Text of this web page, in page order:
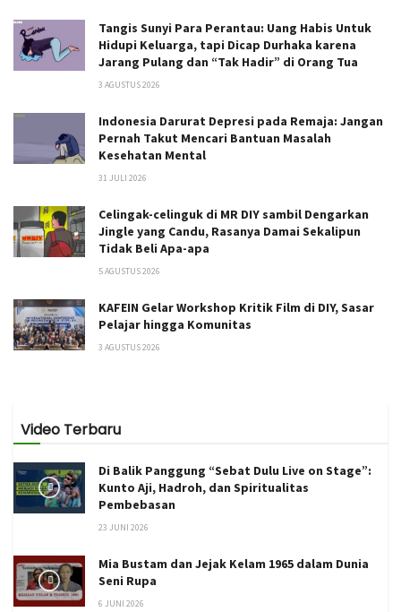
Tangis Sunyi Para Perantau: Uang Habis Untuk
Hidupi Keluarga, tapi Dicap Durhaka karena
Jarang Pulang dan “Tak Hadir” di Orang Tua
3 AGUSTUS 2026
Indonesia Darurat Depresi pada Remaja: Jangan
Pernah Takut Mencari Bantuan Masalah
Kesehatan Mental
31 JULI 2026
Celingak-celinguk di MR DIY sambil Dengarkan
Jingle yang Candu, Rasanya Damai Sekalipun
Tidak Beli Apa-apa
5 AGUSTUS 2026
KAFEIN Gelar Workshop Kritik Film di DIY, Sasar
Pelajar hingga Komunitas
3 AGUSTUS 2026
Video Terbaru
Di Balik Panggung “Sebat Dulu Live on Stage”:
Kunto Aji, Hadroh, dan Spiritualitas
Pembebasan
23 JUNI 2026
Mia Bustam dan Jejak Kelam 1965 dalam Dunia
Seni Rupa
6 JUNI 2026